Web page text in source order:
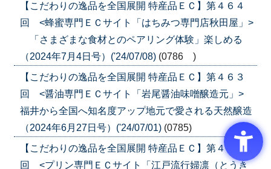
【こだわりの逸品を全国展開 特産品ＥＣ】第４６４
回 <蜂蜜専門ＥＣサイト「はちみつ専門店秋田屋」>
「さまざまな食材とのペアリング体験」楽しめる
（2024年7月4日号）('24/07/08) (0786 )
【こだわりの逸品を全国展開 特産品ＥＣ】第４６３
回 <醤油専門ＥＣサイト「岩尾醤油味噌醸造元」>
福井から全国へ知名度アップ地元で愛される天然醸造
（2024年6月27日号）('24/07/01) (0785)
【こだわりの逸品を全国展開 特産品ＥＣ】第４６２
回 <プリン専門ＥＣサイト「江戸流行婦凛（とうき